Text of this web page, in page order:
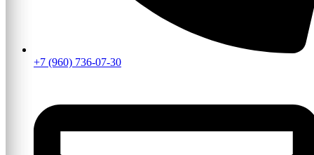
+7 (960) 736-07-30